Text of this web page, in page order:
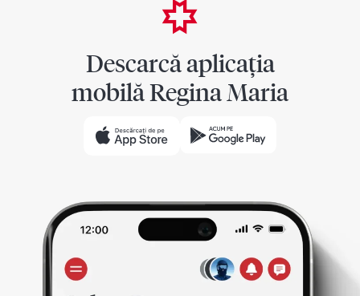
Descarcă aplicația
mobilă Regina Maria